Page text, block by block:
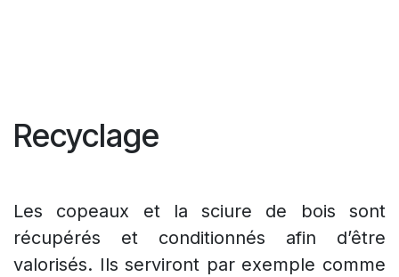
Recyclage
Les copeaux et la sciure de bois sont
récupérés et conditionnés afin d’être
valorisés. Ils serviront par exemple comme